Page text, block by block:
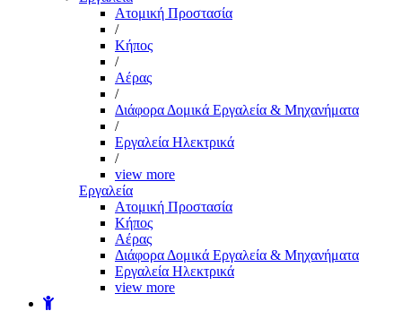
Aτομική Προστασία
/
Kήπος
/
Αέρας
/
Διάφορα Δομικά Εργαλεία & Μηχανήματα
/
Εργαλεία Ηλεκτρικά
/
view more
Εργαλεία
Aτομική Προστασία
Kήπος
Αέρας
Διάφορα Δομικά Εργαλεία & Μηχανήματα
Εργαλεία Ηλεκτρικά
view more